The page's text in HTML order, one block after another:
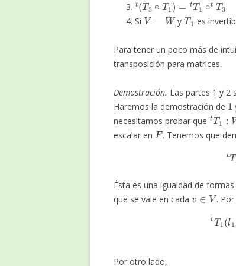
.
Si
V= W
y
T1
es
Para tener un poco más de
transposición para matrices.
Demostración. Las partes 1 y 2
Haremos la demostración de
1
necesitamos probar que
tT1
escalar en
F
. Tenemos que
t
Ésta es una igualdad de
que se vale en cada
v∈ V
.
1+a l2
Por otro lado,